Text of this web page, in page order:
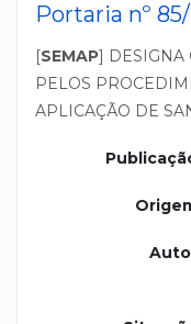
Portaria nº
[SEMAP] DESIGNA
PELOS
APLICAÇÃO DE